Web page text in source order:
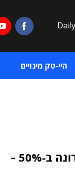
היי-טק מינויים
המבקר: אירועי הסייבר זינקו בקורונה ב-50% –